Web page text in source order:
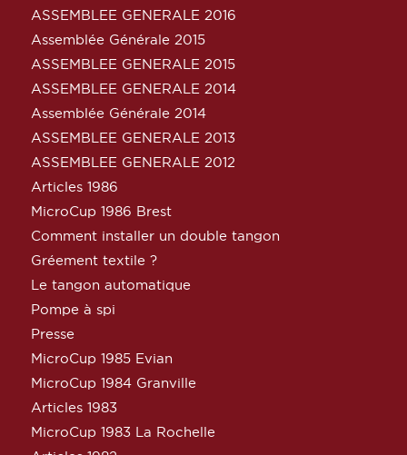
ASSEMBLEE GENERALE 2016
Assemblée Générale 2015
ASSEMBLEE GENERALE 2015
ASSEMBLEE GENERALE 2014
Assemblée Générale 2014
ASSEMBLEE GENERALE 2013
ASSEMBLEE GENERALE 2012
Articles 1986
MicroCup 1986 Brest
Comment installer un double tangon
Gréement textile ?
Le tangon automatique
Pompe à spi
Presse
MicroCup 1985 Evian
MicroCup 1984 Granville
Articles 1983
MicroCup 1983 La Rochelle